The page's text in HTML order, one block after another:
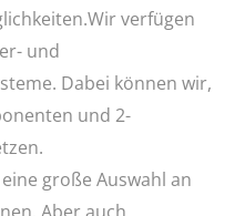
verfügen
und
Dabei können wir,
und 2-
große Auswahl an